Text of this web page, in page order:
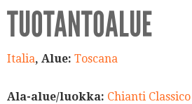
TUOTANTOALUE
Italia, Alue: Toscana
Ala-alue/luokka: Chianti Classico